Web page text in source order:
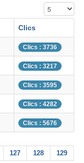
Affichage #
Clics
Clics : 3736
Clics : 3217
Clics : 3595
Clics : 4282
Clics : 5676
127 128 129